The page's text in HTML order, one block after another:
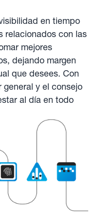
en tiempo
relacionados con las
mejores
dejando margen
que desees. Con
y el consejo
al día en todo